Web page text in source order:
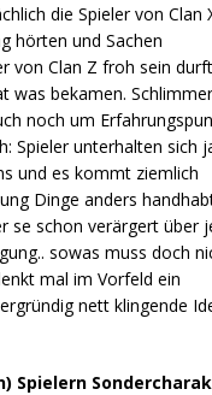
die Spieler von Clan
hörten und Sachen
von Clan Z froh sein
was bekamen.
noch um
Spieler unterhalten sich
und es kommt ziemlich
Dinge anders
se schon verärgert über
sowas muss doch
mal im Vorfeld ein
nett klingende
Spielern